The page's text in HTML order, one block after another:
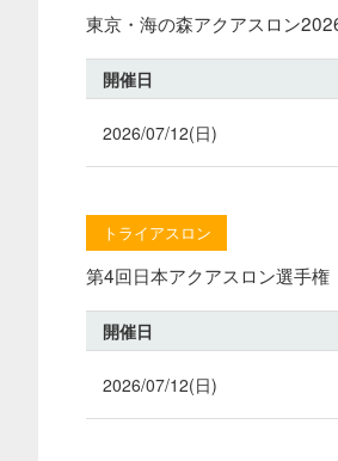
東京・海の森アクアスロン
開催日
2026/07/12(日)
トライアスロン
第4回日本アクアスロン選手権
開催日
2026/07/12(日)